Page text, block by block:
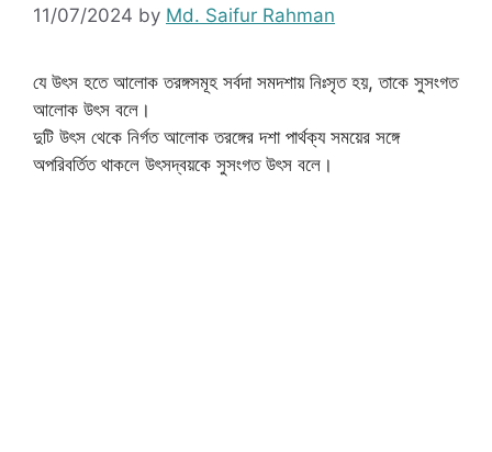
11/07/2024 by Md. Saifur Rahman
যে উৎস হতে আলোক তরঙ্গসমূহ সর্বদা সমদশায় নিঃসৃত হয়, তাকে সুসংগত
আলোক উৎস বলে।
দুটি উৎস থেকে নির্গত আলোক তরঙ্গের দশা পার্থক্য সময়ের সঙ্গে
অপরিবর্তিত থাকলে উৎসদ্বয়কে সুসংগত উৎস বলে।